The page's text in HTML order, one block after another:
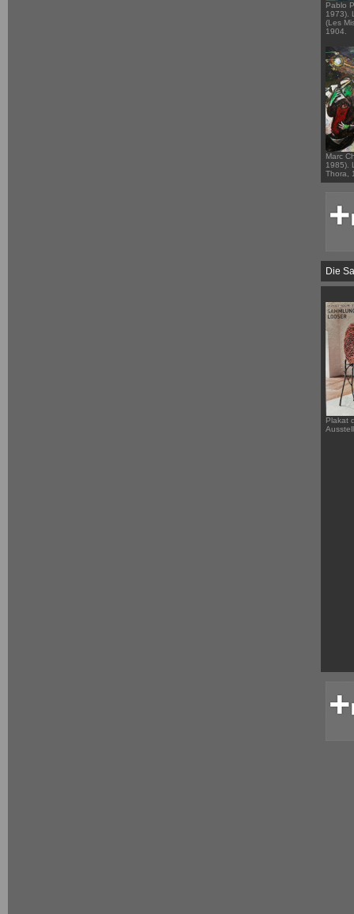
Pablo
1973).
(Les
1904.
Marc
1985).
Thora,
Die
Plakat